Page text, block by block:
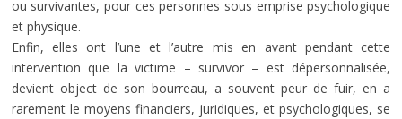
ou survivantes, pour ces personnes sous emprise psychologique
et physique.
Enfin, elles ont l’une et l’autre mis en avant pendant cette
intervention que la victime – survivor – est dépersonnalisée,
devient object de son bourreau, a souvent peur de fuir, en a
rarement le moyens financiers, juridiques, et psychologiques, se